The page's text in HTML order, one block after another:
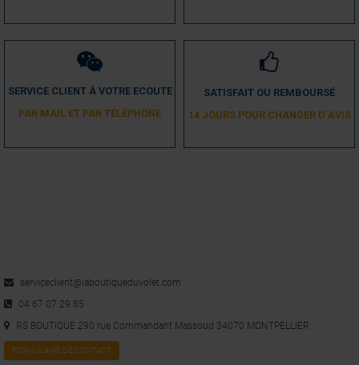
SERVICE CLIENT À VOTRE ECOUTE
PAR MAIL ET PAR TÉLÉPHONE
SATISFAIT OU REMBOURSÉ
14 JOURS POUR CHANGER D´AVIS
serviceclient@laboutiqueduvolet.com
04 67 07 29 85
RS BOUTIQUE 290 rue Commandant Massoud 34070 MONTPELLIER
FORMULAIRE DE CONTACT